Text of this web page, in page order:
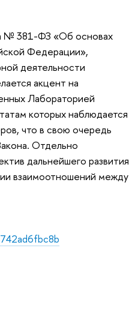
№ 381-ФЗ «Об основах
Федерации»,
деятельности
акцент на
Лабораторией
которых наблюдается
что в свою очередь
Отдельно
дальнейшего развития
взаимоотношений между